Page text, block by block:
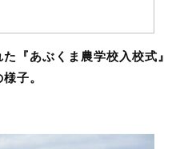
『あぶくま農学校入校式』
子。